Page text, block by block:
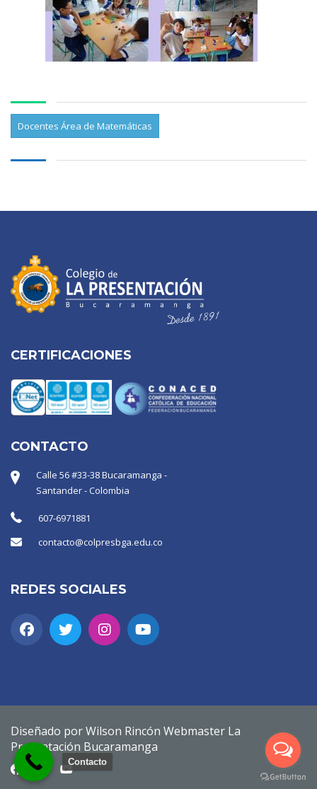
Docentes Área de Matemáticas
CERTIFICACIONES
CONTACTO
Calle 56 #33-38 Bucaramanga -
Santander - Colombia
607-6971881
contacto@colpresbga.edu.co
REDES SOCIALES
Diseñado por Wilson Rincón Webmaster La
Presentación Bucaramanga
Contacto